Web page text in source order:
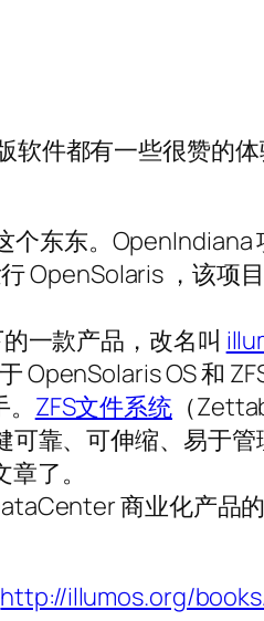
软件都有一些很赞的
个东东。
OpenSolaris ，该项
一款产品，改名叫
OS 和
ZFS文件系统 （
靠、可伸缩、易于
了。
商业化产品
http://illumos.org/